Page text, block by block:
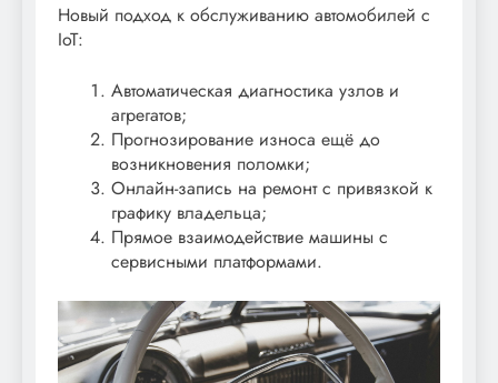
Новый подход к обслуживанию автомобилей с
IoT:
Автоматическая диагностика узлов и
агрегатов;
Прогнозирование износа ещё до
возникновения поломки;
Онлайн-запись на ремонт с привязкой к
графику владельца;
Прямое взаимодействие машины с
сервисными платформами.